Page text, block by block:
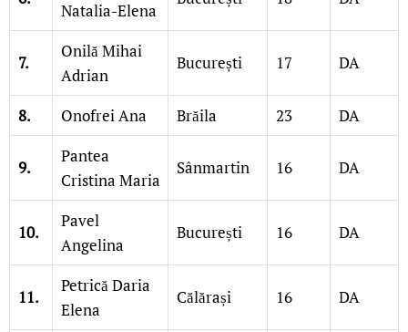
Natalia-Elena
7.
Onilă Mihai
Adrian
București 17 DA
8. Onofrei Ana Brăila 23 DA
9.
Pantea
Cristina Maria
Sânmartin 16 DA
10.
Pavel
Angelina
București 16 DA
11.
Petrică Daria
Elena
Călărași 16 DA